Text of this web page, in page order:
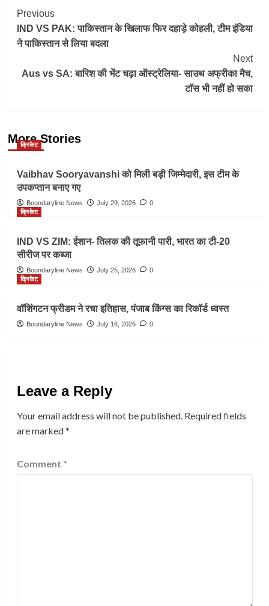
Post
Navigation
Previous
IND VS PAK: पाकिस्तान के खिलाफ फिर दहाड़े कोहली, टीम इंडिया
ने पाकिस्तान से लिया बदला
Next
Aus vs SA: बारिश की भेंट चढ़ा ऑस्ट्रेलिया- साउथ अफ्रीका मैच,
टॉस भी नहीं हो सका
More Stories
क्रिकेट
Vaibhav Sooryavanshi को मिली बड़ी जिम्मेदारी, इस टीम के
उपकप्तान बनाए गए
Boundaryline News July 29, 2026
0
क्रिकेट
IND VS ZIM: ईशान- तिलक की तूफानी पारी, भारत का टी-20
सीरीज पर कब्जा
Boundaryline News July 25, 2026
0
क्रिकेट
वॉशिंगटन फ्रीडम ने रचा इतिहास, पंजाब किंग्स का रिकॉर्ड ध्वस्त
Boundaryline News July 16, 2026 0
Leave a Reply
Your email address will not be published. Required fields
are marked*
Comment *